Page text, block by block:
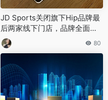
JD Sports关闭旗下Hip品牌最
后两家线下门店，品牌全面转
向线上运营
80